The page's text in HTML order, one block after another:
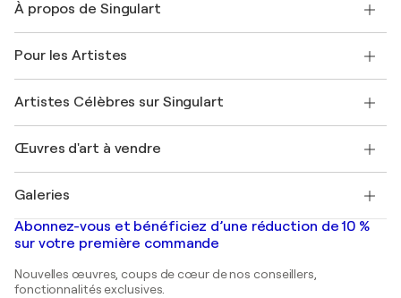
Expédition
Offrir une carte cadeau
Rejoignez notre programme commercial
Mon compte
+33 1 76 44 06 42
À propos de Singulart
FAQ
Magazine Singulart
Emplois
Découvrez une sélection d'art original
Pour les Artistes
Se connecter en tant qu'Artiste
Artistes Célèbres sur Singulart
Marc Chagall
Banksy
Mr. Brainwash
Shepard Fairey
Œuvres d'art à vendre
Tableaux abstraits à vendre
Peintures de paysage
Estampes
Peintures acryliques
Galeries
Galeries d'art en France
Galeries d'art en Belgique
Abonnez-vous et bénéficiez d’une réduction de 10 %
sur votre première commande
Nouvelles œuvres, coups de cœur de nos conseillers,
fonctionnalités exclusives.